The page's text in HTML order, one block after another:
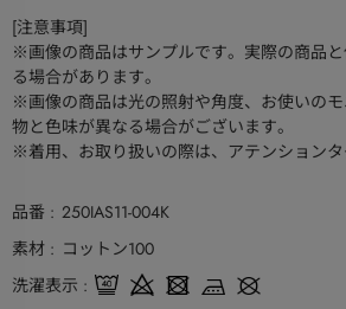
[注意事項]
※画像の商品はサンプルです。実際の商品
る場合があります。
※画像の商品は光の照射や角度、お使いの
物と色味が異なる場合がございます。
※着用、お取り扱いの際は、アテンションタ
品番
250IAS11-004K
素材
コットン100
洗濯表示